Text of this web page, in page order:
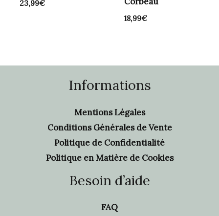
23,99€
18,99€
Informations
Mentions Légales
Conditions Générales de Vente
Politique de Confidentialité
Politique en Matière de Cookies
Besoin d’aide
FAQ